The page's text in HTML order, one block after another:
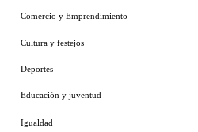
Comercio y Emprendimiento
Cultura y festejos
Deportes
Educación y juventud
Igualdad